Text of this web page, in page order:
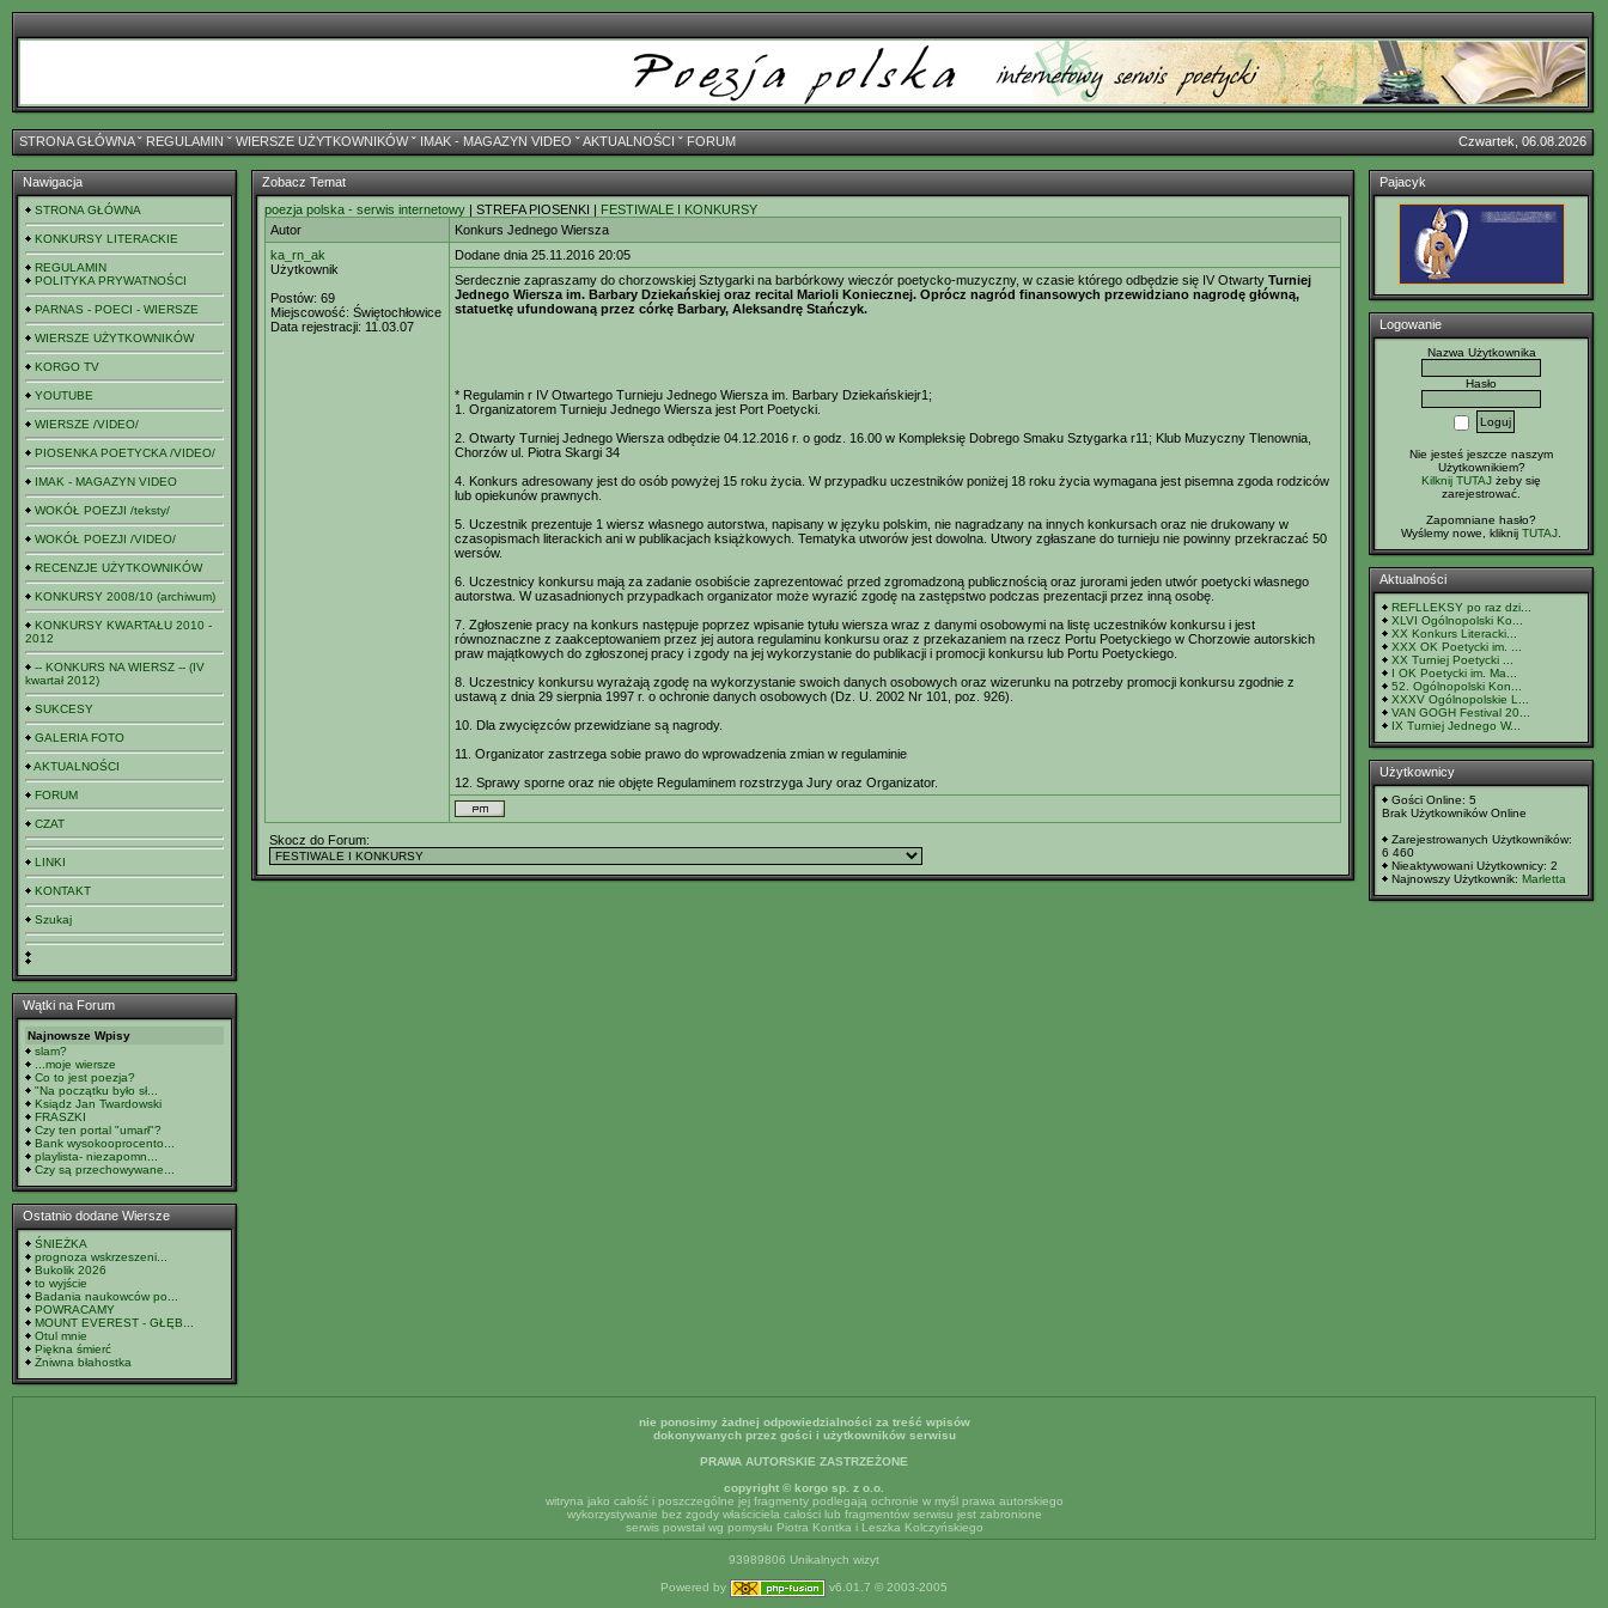
STRONA GŁÓWNAˇ REGULAMIN ˇ WIERSZE UŻYTKOWNIKÓWˇ IMAK - MAGAZYN VIDEO ˇAKTUALNOŚCI ˇ FORUM Czwartek, 06.08.2026
Nawigacja
STRONA GŁÓWNA
KONKURSY LITERACKIE
REGULAMIN
POLITYKA PRYWATNOŚCI
PARNAS - POECI - WIERSZE
WIERSZE UŻYTKOWNIKÓW
KORGO TV
YOUTUBE
WIERSZE /VIDEO/
PIOSENKA POETYCKA /VIDEO/
IMAK - MAGAZYN VIDEO
WOKÓŁ POEZJI /teksty/
WOKÓŁ POEZJI /VIDEO/
RECENZJE UŻYTKOWNIKÓW
KONKURSY 2008/10 (archiwum)
KONKURSY KWARTAŁU 2010 -
2012
-- KONKURS NA WIERSZ -- (IV
kwartał 2012)
SUKCESY
GALERIA FOTO
AKTUALNOŚCI
FORUM
CZAT
LINKI
KONTAKT
Szukaj
Wątki na Forum
Najnowsze Wpisy
slam?
...moje wiersze
Co to jest poezja?
"Na początku było sł...
Ksiądz Jan Twardowski
FRASZKI
Czy ten portal "umarł"?
Bank wysokooprocento...
playlista- niezapomn...
Czy są przechowywane...
Ostatnio dodane Wiersze
ŚNIEŻKA
prognoza wskrzeszeni...
Bukolik 2026
to wyjście
Badania naukowców po...
POWRACAMY
MOUNT EVEREST - GŁĘB...
Otul mnie
Piękna śmierć
Żniwna błahostka
Zobacz Temat
poezja polska - serwis internetowy | STREFA PIOSENKI | FESTIWALE I KONKURSY
Autor
Konkurs Jednego Wiersza
ka_rn_ak
Użytkownik
Postów: 69
Miejscowość: Świętochłowice
Data rejestracji: 11.03.07
Dodane dnia 25.11.2016 20:05
Serdecznie zapraszamy do chorzowskiej Sztygarki na barbórkowy wieczór poetycko-muzyczny, w czasie którego odbędzie się IV Otwarty Turniej
Jednego Wiersza im. Barbary Dziekańskiej oraz recital Marioli Koniecznej. Oprócz nagród finansowych przewidziano nagrodę główną,
statuetkę ufundowaną przez córkę Barbary, Aleksandrę Stańczyk.
* Regulamin r IV Otwartego Turnieju Jednego Wiersza im. Barbary Dziekańskiejr1;
1. Organizatorem Turnieju Jednego Wiersza jest Port Poetycki.
2. Otwarty Turniej Jednego Wiersza odbędzie 04.12.2016 r. o godz. 16.00 w Kompleksię Dobrego Smaku Sztygarka r11; Klub Muzyczny Tlenownia,
Chorzów ul. Piotra Skargi 34
4. Konkurs adresowany jest do osób powyżej 15 roku życia. W przypadku uczestników poniżej 18 roku życia wymagana jest pisemna zgoda rodziców
lub opiekunów prawnych.
5. Uczestnik prezentuje 1 wiersz własnego autorstwa, napisany w języku polskim, nie nagradzany na innych konkursach oraz nie drukowany w
czasopismach literackich ani w publikacjach książkowych. Tematyka utworów jest dowolna. Utwory zgłaszane do turnieju nie powinny przekraczać 50
wersów.
6. Uczestnicy konkursu mają za zadanie osobiście zaprezentować przed zgromadzoną publicznością oraz jurorami jeden utwór poetycki własnego
autorstwa. W uzasadnionych przypadkach organizator może wyrazić zgodę na zastępstwo podczas prezentacji przez inną osobę.
7. Zgłoszenie pracy na konkurs następuje poprzez wpisanie tytułu wiersza wraz z danymi osobowymi na listę uczestników konkursu i jest
równoznaczne z zaakceptowaniem przez jej autora regulaminu konkursu oraz z przekazaniem na rzecz Portu Poetyckiego w Chorzowie autorskich
praw majątkowych do zgłoszonej pracy i zgody na jej wykorzystanie do publikacji i promocji konkursu lub Portu Poetyckiego.
8. Uczestnicy konkursu wyrażają zgodę na wykorzystanie swoich danych osobowych oraz wizerunku na potrzeby promocji konkursu zgodnie z
ustawą z dnia 29 sierpnia 1997 r. o ochronie danych osobowych (Dz. U. 2002 Nr 101, poz. 926).
10. Dla zwycięzców przewidziane są nagrody.
11. Organizator zastrzega sobie prawo do wprowadzenia zmian w regulaminie
12. Sprawy sporne oraz nie objęte Regulaminem rozstrzyga Jury oraz Organizator.
Skocz do Forum:
Pajacyk
Logowanie
Nazwa Użytkownika
Hasło
Nie jesteś jeszcze naszym
Użytkownikiem?
Kilknij TUTAJ żeby się
zarejestrować.
Zapomniane hasło?
Wyślemy nowe, kliknij TUTAJ
Aktualności
REFLLEKSY po raz dzi...
XLVI Ogólnopolski Ko...
XX Konkurs Literacki...
XXX OK Poetycki im. ...
XX Turniej Poetycki ...
I OK Poetycki im. Ma...
52. Ogólnopolski Kon...
XXXV Ogólnopolskie L...
VAN GOGH Festival 20...
IX Turniej Jednego W...
Użytkownicy
Gości Online: 5
Brak Użytkowników Online
Zarejestrowanych Użytkowników:
6 460
Nieaktywowani Użytkownicy: 2
Najnowszy Użytkownik: Marletta
nie ponosimy żadnej odpowiedzialności za treść wpisów
dokonywanych przez gości i użytkowników serwisu
PRAWA AUTORSKIE ZASTRZEŻONE
copyright © korgo sp. z o.o.
witryna jako całość i poszczególne jej fragmenty podlegają ochronie w myśl prawa autorskiego
wykorzystywanie bez zgody właściciela całości lub fragmentów serwisu jest zabronione
serwis powstał wg pomysłu Piotra Kontka i Leszka Kolczyńskiego
93989806 Unikalnych wizyt
Powered by v6.01.7 © 2003-2005